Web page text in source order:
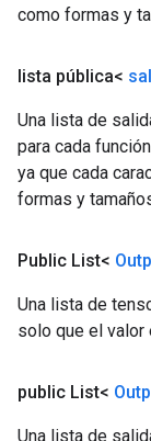
como formas y
lista pública<
Una lista de
para cada
ya que cada
formas y
Public List<
Una lista de
solo que el valor
public List<
Una lista de